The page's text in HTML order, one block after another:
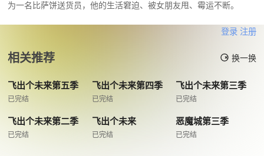
为一名比萨饼送货员，他的生活窘迫、被女朋友甩、霉运不断。
登录 注册
相关推荐 换一换
飞出个未来第五季
已完结
飞出个未来第四季
已完结
飞出个未来第三季
已完结
飞出个未来第二季
已完结
飞出个未来
已完结
恶魔城第三季
已完结